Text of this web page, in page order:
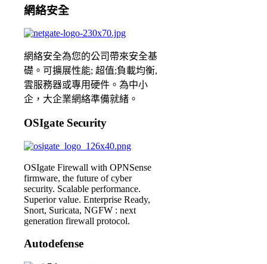
網絡安全
網絡安全為您的公司帶來安全基
礎。可擴展性能; 超值;負載均衡,
雲服務器或專用硬件。為中小
企，大企業網絡準備就緒。
OSIgate Security
OSIgate Firewall with OPNSense
firmware, the future of cyber
security. Scalable performance.
Superior value. Enterprise Ready,
Snort, Suricata, NGFW : next
generation firewall protocol.
Autodefense